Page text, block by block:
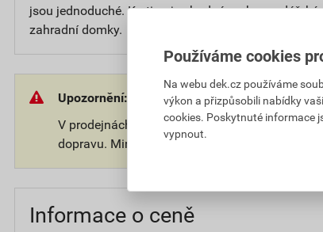
jsou jednoduché. Krytina je vhodná na
zahradní domky.
Upozornění:
V prodejnách, kde nedržíme zboží skladem
dopravu. Minimální objednací množství je 5 ks.
Informace o ceně
Používáme cookies
Na webu dek.cz používáme
výkon a přizpůsobili nabídky
cookies. Poskytnuté informace
vypnout.